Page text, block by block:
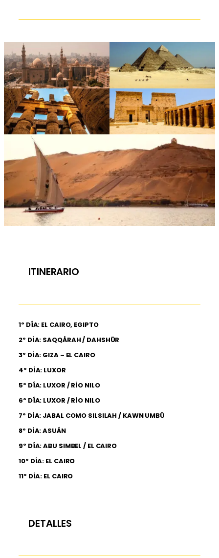
ITINERARIO
1º DÍA: EL CAIRO, EGIPTO
2º DÍA: SAQQÅRAH / DAHSHŪR
3º DÍA: GIZA – EL CAIRO
4º DÍA: LUXOR
5º DÍA: LUXOR / RÍO NILO
6º DÍA: LUXOR / RÍO NILO
7º DÍA: JABAL COMO SILSILAH / KAWN UMBŪ
8º DÍA: ASUÁN
9º DÍA: ABU SIMBEL / EL CAIRO
10º DÍA: EL CAIRO
11º DÍA: EL CAIRO
DETALLES